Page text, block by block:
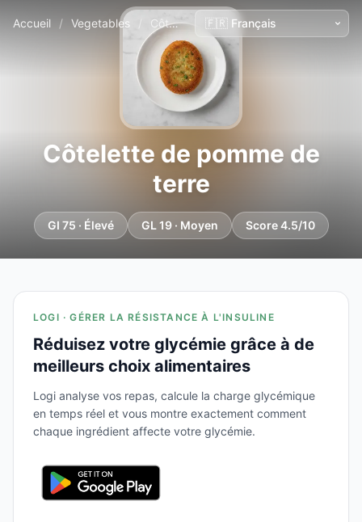
Accueil / Vegetables Côtelette de pomme de terre
Côtelette de pomme de
terre
GI 75 · Élevé GL 19 · Moyen Score 4.5/10
LOGI · GÉRER LA RÉSISTANCE À L'INSULINE
Réduisez votre glycémie grâce à de
meilleurs choix alimentaires
Logi analyse vos repas, calcule la charge glycémique
en temps réel et vous montre exactement comment
chaque ingrédient affecte votre glycémie.